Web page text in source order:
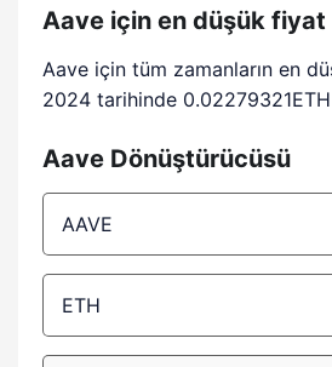
Aave için en düşük fiyat
Aave için tüm zamanların en
2024 tarihinde
Aave Dönüştürücüsü